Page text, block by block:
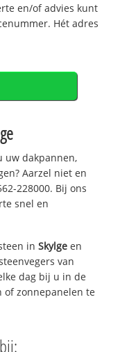
en/of advies kunt
Hét adres
uw dakpannen,
Aarzel niet en
228000. Bij ons
snel en
inSkylge en
van
dag bij u in de
of zonnepanelen te